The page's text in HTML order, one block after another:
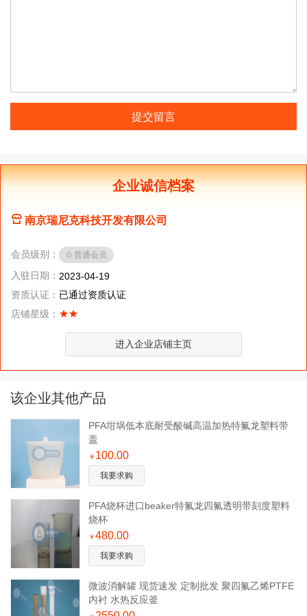
提交留言
企业诚信档案
南京瑞尼克科技开发有限公司
会员级别： 普通会员
入驻日期： 2023-04-19
资质认证： 已通过资质认证
店铺星级：
进入企业店铺主页
该企业其他产品
PFA坩埚低本底耐受酸碱高温加热特氟龙塑料带
盖
￥ 100.00
我要求购
PFA烧杯进口beaker特氟龙四氟透明带刻度塑料
烧杯
￥480.00
我要求购
微波消解罐 现货速发 定制批发 聚四氟乙烯PTFE
内衬 水热反应釜